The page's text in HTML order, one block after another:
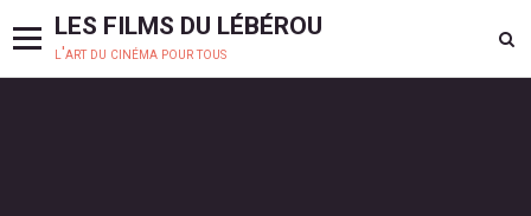
LES FILMS DU LÉBÉROU
l'art du cinéma pour tous